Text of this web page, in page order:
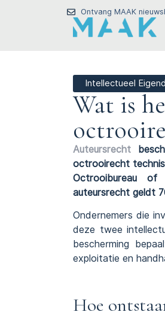
Ontvang MAAK
Intellectueel
Wat is
Auteursrecht
octrooirecht
Octrooibureau of
auteursrecht geldt
Ondernemers die
deze twee
bescherming
exploitatie en
Hoe